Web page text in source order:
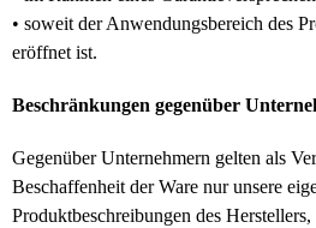
• soweit der Anwendungsbereich des
eröffnet ist.
Beschränkungen gegenüber
Gegenüber Unternehmern gelten als
Beschaffenheit der Ware nur unsere
Produktbeschreibungen des